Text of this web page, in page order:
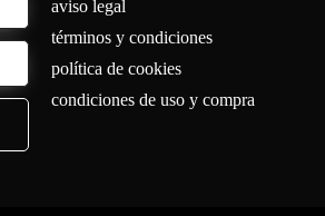
aviso legal
términos y condiciones
política de cookies
condiciones de uso y compra